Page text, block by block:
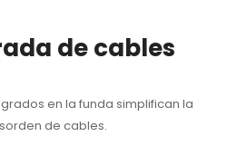
de cables
en la funda simplifican la
de cables.